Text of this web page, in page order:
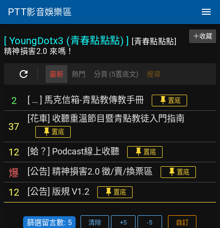
PTT影音娛樂區
[ YoungDotx3 (青春點點點) ]
[青春點點點]
精神損害2.0 來嗎！
＋收藏
最新 熱門 分頁 (5置底文) 搜尋
2 [ … ] 馬克信箱-青點教傳教手冊 置底
37
[花車] 收聽重溫節目暨青點教徒入門指南
置底
12 [蛤？] Podcast線上收聽 置底
爆 [公告] 精神損害2.0 徵/賣/換票區 置底
12 [公告] 版規 V1.2 置底
篩選留言數: 5 清除 +5 -5 自訂